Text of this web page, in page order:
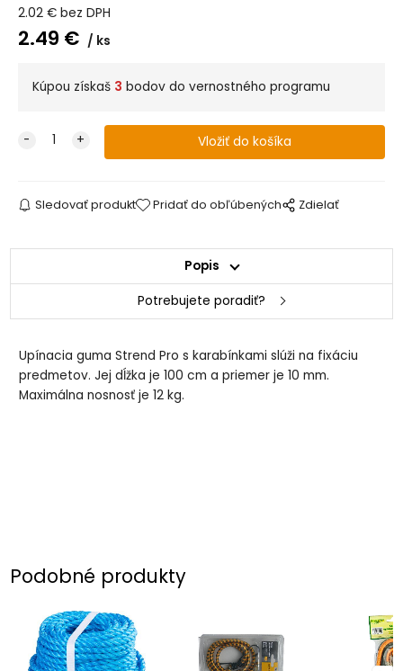
2.02€ bez DPH
2.49 € ks
Kúpou získaš 3 bodov do vernostného programu
Sledovať produkt Pridať do obľúbených Zdielať
Popis
Potrebujete poradiť?
Upínacia guma Strend Pro s karabínkami slúži na fixáciu
predmetov. Jej dĺžka je 100 cm a priemer je 10 mm.
Maximálna nosnosť je 12 kg.
Podobné produkty